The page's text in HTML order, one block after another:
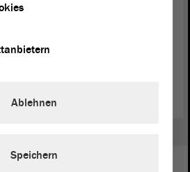
Ablehnen
Speichern